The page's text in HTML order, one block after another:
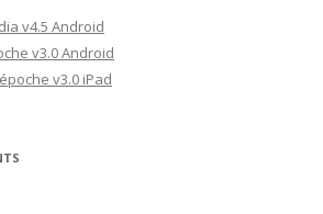
v4.5 Android
v3.0 Android
v3.0 iPad